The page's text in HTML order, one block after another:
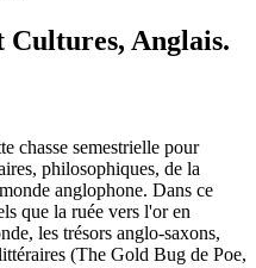
Cultures, Anglais.
chasse semestrielle pour
philosophiques, de la
anglophone. Dans ce
que la ruée vers l'or en
les trésors anglo-saxons,
(The Gold Bug de Poe,